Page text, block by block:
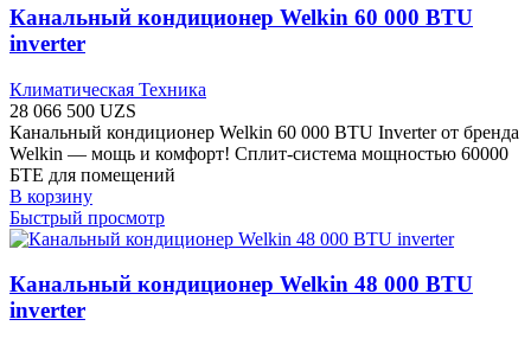
Канальный кондиционер Welkin 60 000 BTU
inverter
Климатическая Техника
28 066 500 UZS
Канальный кондиционер Welkin 60 000 BTU Inverter от бренда
Welkin — мощь и комфорт! Сплит-система мощностью 60000
БТЕ для помещений
В корзину
Быстрый просмотр
Канальный кондиционер Welkin 48 000 BTU
inverter